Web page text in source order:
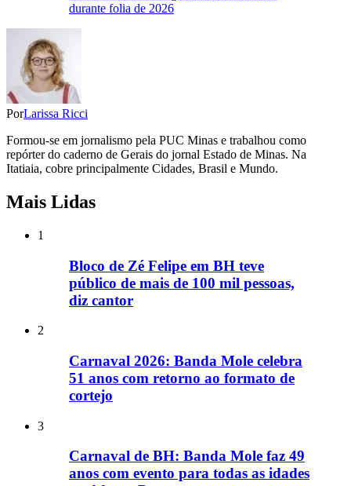
durante folia de 2026
PorLarissa Ricci
Formou-se em jornalismo pela PUC Minas e trabalhou como
repórter do caderno de Gerais do jornal Estado de Minas. Na
Itatiaia, cobre principalmente Cidades, Brasil e Mundo.
Mais Lidas
1
Bloco de Zé Felipe em BH teve
público de mais de 100 mil pessoas,
diz cantor
2
Carnaval 2026: Banda Mole celebra
51 anos com retorno ao formato de
cortejo
3
Carnaval de BH: Banda Mole faz 49
anos com evento para todas as idades